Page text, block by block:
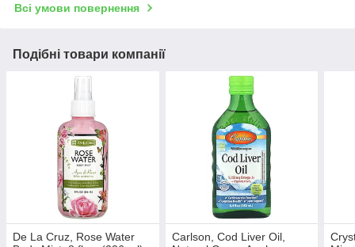
Всі умови повернення
Подібні товари компанії
De La Cruz, Rose Water
Carlson, Cod Liver Oil,